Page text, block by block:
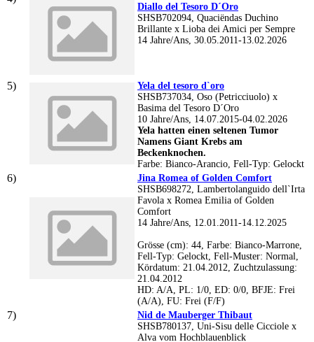
Diallo del Tesoro D´Oro
SHSB702094, Quaciëndas Duchino
Brillante x Lioba dei Amici per Sempre
14 Jahre/Ans, 30.05.2011-13.02.2026
Yela del tesoro d`oro
SHSB737034, Oso (Petricciuolo) x
Basima del Tesoro D´Oro
10 Jahre/Ans, 14.07.2015-04.02.2026
Yela hatten einen seltenen Tumor
Namens Giant Krebs am
Beckenknochen.
Farbe: Bianco-Arancio, Fell-Typ: Gelockt
Jina Romea of Golden Comfort
SHSB698272, Lambertolanguido dell`Irta
Favola x Romea Emilia of Golden
Comfort
14 Jahre/Ans, 12.01.2011-14.12.2025
Grösse (cm): 44, Farbe: Bianco-Marrone,
Fell-Typ: Gelockt, Fell-Muster: Normal,
Kördatum: 21.04.2012, Zuchtzulassung:
21.04.2012
HD: A/A, PL: 1/0, ED: 0/0, BFJE: Frei
(A/A), FU: Frei (F/F)
Nid de Mauberger Thibaut
SHSB780137, Uni-Sisu delle Cicciole x
Alva vom Hochblauenblick